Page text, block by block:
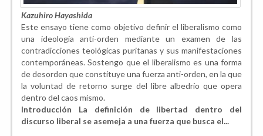
Kazuhiro Hayashida
Este ensayo tiene como objetivo definir el liberalismo como
una ideología anti-orden mediante un examen de las
contradicciones teológicas puritanas y sus manifestaciones
contemporáneas. Sostengo que el liberalismo es una forma
de desorden que constituye una fuerza anti-orden, en la que
la voluntad de retorno surge del libre albedrío que opera
dentro del caos mismo.
Introducción La definición de libertad dentro del
discurso liberal se asemeja a una fuerza que busca el...